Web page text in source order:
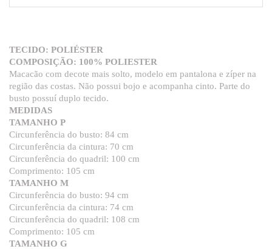
TECIDO: POLIÉSTER
COMPOSIÇÃO: 100% POLIESTER
Macacão com decote mais solto, modelo em pantalona e zíper na
região das costas. Não possui bojo e acompanha cinto. Parte do
busto possuí duplo tecido.
MEDIDAS
TAMANHO P
Circunferência do busto: 84 cm
Circunferência da cintura: 70 cm
Circunferência do quadril: 100 cm
Comprimento: 105 cm
TAMANHO M
Circunferência do busto: 94 cm
Circunferência da cintura: 74 cm
Circunferência do quadril: 108 cm
Comprimento: 105 cm
TAMANHO G